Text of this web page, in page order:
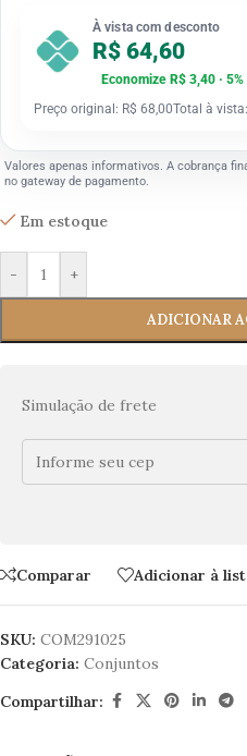
À vista com desconto
R$ 64,60
Economize R$ 3,40 · 5%
Preço original: R$ 68,00Total à
Valores apenas informativos. A cobrança
no gateway de pagamento.
Em estoque
- +
ADICIONAR
Simulação de frete
Comparar Adicionar à
SKU: COM291025
Categoria: Conjuntos
Compartilhar: